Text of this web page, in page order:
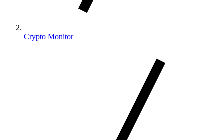
Crypto Monitor